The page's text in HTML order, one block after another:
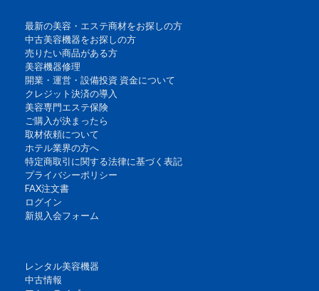
最新の美容・エステ商材をお探しの方
中古美容機器をお探しの方
売りたい商品がある方
美容機器修理
開業・運営・設備投資 資金について
クレジット決済の導入
美容専門エステ保険
ご購入が決まったら
取材依頼について
ホテル業界の方へ
特定商取引に関する法律に基づく表記
プライバシーポリシー
FAX注文書
ログイン
新規入会フォーム
レンタル美容機器
中古情報